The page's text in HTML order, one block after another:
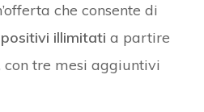
che consente di
illimitati a partire
con tre mesi aggiuntivi